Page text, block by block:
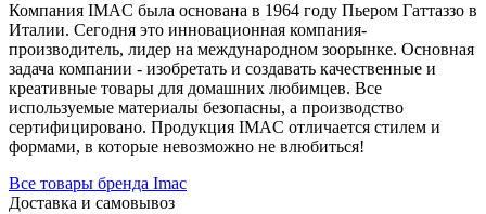
Компания IMAC была основана в 1964 году Пьером Гаттаззо в
Италии. Сегодня это инновационная компания-
производитель, лидер на международном зоорынке. Основная
задача компании - изобретать и создавать качественные и
креативные товары для домашних любимцев. Все
используемые материалы безопасны, а производство
сертифицировано. Продукция IMAC отличается стилем и
формами, в которые невозможно не влюбиться!
Все товары бренда Imac
Доставка и самовывоз